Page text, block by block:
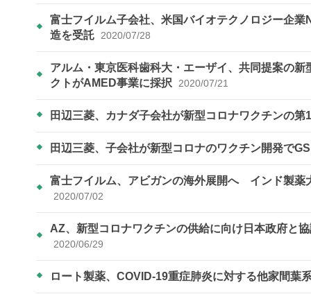
富士フイルム子会社、米国バイオテクノロジー企
造を受託
2020/07/28
アルム・東京医科歯科大・エーザイ、共同提案の
クトがAMED事業に採択
2020/07/21
田辺三菱、カナダ子会社が新型コロナワクチンの
田辺三菱、子会社が新型コロナのワクチン開発で
富士フイルム、アビガンの海外展開へ インド製薬
2020/07/02
AZ、新型コロナワクチンの供給に向け日本政府と
2020/06/29
ロート製薬、COVID-19重症肺炎に対する他家間葉